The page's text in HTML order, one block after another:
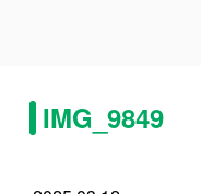
IMG_9849